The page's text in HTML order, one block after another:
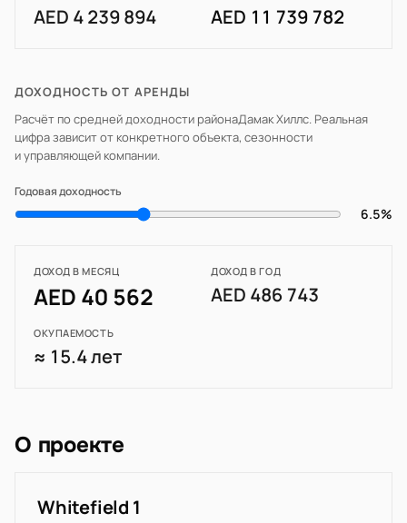
AED 4 239 894 AED 11 739 782
ДОХОДНОСТЬ ОТ АРЕНДЫ
Расчёт по средней доходности районаДамак Хиллс. Реальная
цифра зависит от конкретного объекта, сезонности
и управляющей компании.
Годовая доходность
6.5%
ДОХОД В МЕСЯЦ
AED 40 562
ДОХОД В ГОД
AED 486 743
ОКУПАЕМОСТЬ
≈ 15.4 лет
О проекте
Whitefield 1